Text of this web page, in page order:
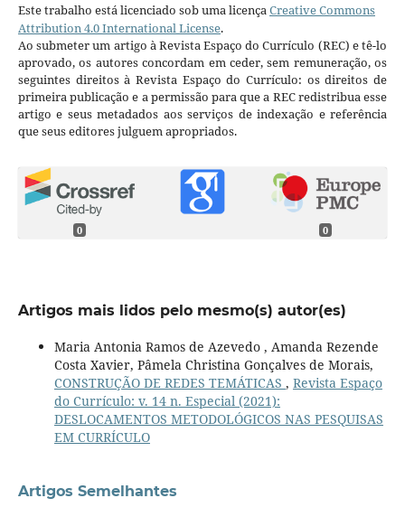
Este trabalho está licenciado sob uma licençaCreative Commons
Attribution 4.0 International License.
Ao submeter um artigo à Revista Espaço do Currículo (REC) e tê-lo
aprovado, os autores concordam em ceder, sem remuneração, os
seguintes direitos à Revista Espaço do Currículo: os direitos de
primeira publicação e a permissão para que a REC redistribua esse
artigo e seus metadados aos serviços de indexação e referência
que seus editores julguem apropriados.
0 0
Artigos mais lidos pelo mesmo(s) autor(es)
Maria Antonia Ramos de Azevedo , Amanda Rezende
Costa Xavier, Pâmela Christina Gonçalves de Morais,
CONSTRUÇÃO DE REDES TEMÁTICAS , Revista Espaço
do Currículo: v. 14 n. Especial (2021):
DESLOCAMENTOS METODOLÓGICOS NAS PESQUISAS
EM CURRÍCULO
Artigos Semelhantes